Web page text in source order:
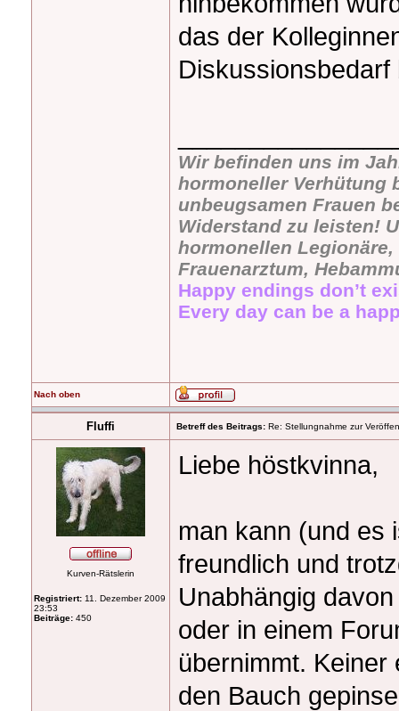
das der
Wir befinden uns im
hormoneller Verhütung
unbeugsamen Frauen
Widerstand zu leisten!
hormonellen
Frauenarztum,
Happy endings don’t
Every day can be a
Nach oben
Fluffi Betreff des Beitrags: Re: Stellungnahme zur
Kurven-Rätslerin
Registriert: 11. Dezember 2009
23:53
Beiträge: 450
Liebe höstkvinna,
man kann (und es
freundlich und
Unabhängig
oder in einem
übernimmt. Keiner
den Bauch